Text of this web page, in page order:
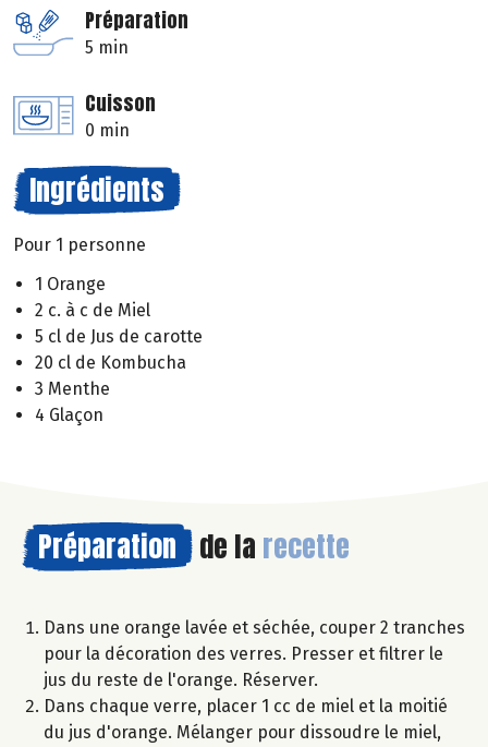
Préparation
5 min
Cuisson
0 min
Ingrédients
Pour 1 personne
1 Orange
2 c. à c de Miel
5 cl de Jus de carotte
20 cl de Kombucha
3 Menthe
4 Glaçon
Préparation de la recette
Dans une orange lavée et séchée, couper 2 tranches
pour la décoration des verres. Presser et filtrer le
jus du reste de l'orange. Réserver.
Dans chaque verre, placer 1 cc de miel et la moitié
du jus d'orange. Mélanger pour dissoudre le miel,